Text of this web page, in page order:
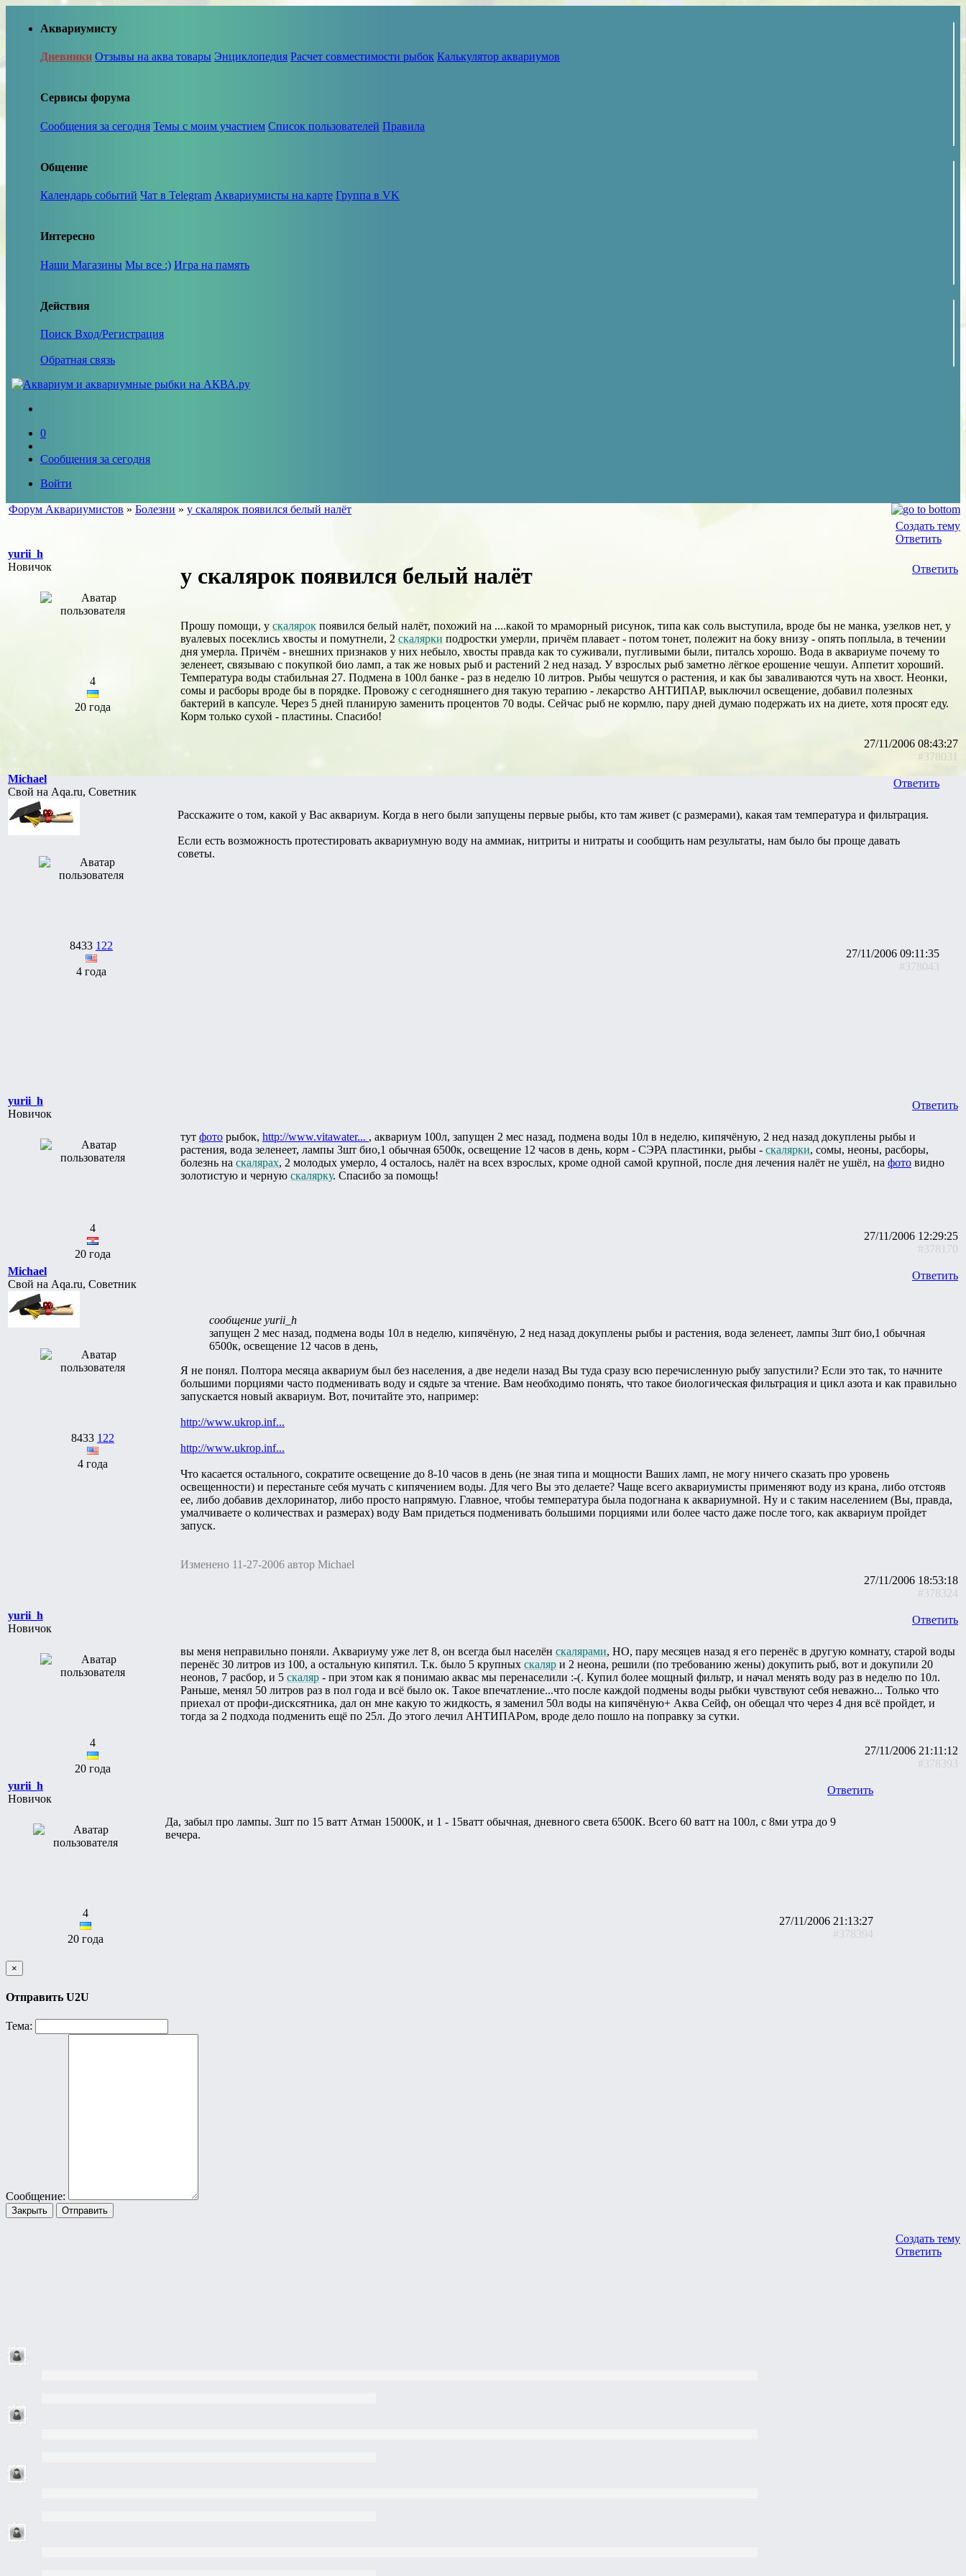
Аквариумисту
Дневники Отзывы на аква товары Энциклопедия Расчет совместимости рыбок Калькулятор аквариумов
Сервисы форума
Сообщения за сегодня Темы с моим участием Список пользователей Правила
Общение
Календарь событий Чат в Telegram Аквариумисты на карте Группа в VK
Интересно
Наши Магазины Мы все :) Игра на память
Действия
Поиск Вход/Регистрация
Обратная связь
0
Сообщения за сегодня
Войти
Форум Аквариумистов » Болезни » у скалярок появился белый налёт
Создать тему
Ответить
yurii_h
Новичок
4
20 года
Ответить
у скалярок появился белый налёт
Прошу помощи, у скалярок появился белый налёт, похожий на ....какой то мраморный рисунок, типа как соль выступила, вроде бы не манка, узелков нет, у
вуалевых посеклись хвосты и помутнели, 2 скалярки подростки умерли, причём плавает - потом тонет, полежит на боку внизу - опять поплыла, в течении
дня умерла. Причём - внешних признаков у них небыло, хвосты правда как то суживали, пугливыми были, питалсь хорошо. Вода в аквариуме почему то
зеленеет, связываю с покупкой био ламп, а так же новых рыб и растений 2 нед назад. У взрослых рыб заметно лёгкое ерошение чешуи. Аппетит хороший.
Температура воды стабильная 27. Подмена в 100л банке - раз в неделю 10 литров. Рыбы чешутся о растения, и как бы заваливаются чуть на хвост. Неонки,
сомы и расборы вроде бы в порядке. Провожу с сегодняшнего дня такую терапию - лекарство АНТИПАР, выключил освещение, добавил полезных
бактерий в капсуле. Через 5 дней планирую заменить процентов 70 воды. Сейчас рыб не кормлю, пару дней думаю подержать их на диете, хотя просят еду.
Корм только сухой - пластины. Спасибо!
27/11/2006 08:43:27
#378031
Michael
Свой на Aqa.ru, Советник
8433 122
4 года
Ответить
Расскажите о том, какой у Вас аквариум. Когда в него были запущены первые рыбы, кто там живет (с размерами), какая там температура и фильтрация.
Если есть возможность протестировать аквариумную воду на аммиак, нитриты и нитраты и сообщить нам результаты, нам было бы проще давать
советы.
27/11/2006 09:11:35
#378043
yurii_h
Новичок
4
20 года
Ответить
тут фото рыбок, http://www.vitawater... , аквариум 100л, запущен 2 мес назад, подмена воды 10л в неделю, кипячёную, 2 нед назад докуплены рыбы и
растения, вода зеленеет, лампы 3шт био,1 обычная 6500к, освещение 12 часов в день, корм - СЭРА пластинки, рыбы - скалярки, сомы, неоны, расборы,
болезнь на скалярах, 2 молодых умерло, 4 осталось, налёт на всех взрослых, кроме одной самой крупной, после дня лечения налёт не ушёл, на фото видно
золотистую и черную скалярку. Спасибо за помощь!
27/11/2006 12:29:25
#378170
Michael
Свой на Aqa.ru, Советник
8433 122
4 года
Ответить
сообщение yurii_h
запущен 2 мес назад, подмена воды 10л в неделю, кипячёную, 2 нед назад докуплены рыбы и растения, вода зеленеет, лампы 3шт био,1 обычная
6500к, освещение 12 часов в день,
Я не понял. Полтора месяца аквариум был без населения, а две недели назад Вы туда сразу всю перечисленную рыбу запустили? Если это так, то начните
большими порциями часто подменивать воду и сядьте за чтение. Вам необходимо понять, что такое биологическая фильтрация и цикл азота и как правильно
запускается новый аквариум. Вот, почитайте это, например:
http://www.ukrop.inf...
http://www.ukrop.inf...
Что касается остального, сократите освещение до 8-10 часов в день (не зная типа и мощности Ваших ламп, не могу ничего сказать про уровень
освещенности) и перестаньте себя мучать с кипячением воды. Для чего Вы это делаете? Чаще всего аквариумисты применяют воду из крана, либо отстояв
ее, либо добавив дехлоринатор, либо просто напрямую. Главное, чтобы температура была подогнана к аквариумной. Ну и с таким населением (Вы, правда,
умалчиваете о количествах и размерах) воду Вам придеться подменивать большими порциями или более часто даже после того, как аквариум пройдет
запуск.
Изменено 11-27-2006 автор Michael
27/11/2006 18:53:18
#378324
yurii_h
Новичок
4
20 года
Ответить
вы меня неправильно поняли. Аквариуму уже лет 8, он всегда был населён скалярами, НО, пару месяцев назад я его перенёс в другую комнату, старой воды
перенёс 30 литров из 100, а остальную кипятил. Т.к. было 5 крупных скаляр и 2 неона, решили (по требованию жены) докупить рыб, вот и докупили 20
неонов, 7 расбор, и 5 скаляр - при этом как я понимаю аквас мы перенаселили :-(. Купил более мощный фильтр, и начал менять воду раз в неделю по 10л.
Раньше, менял 50 литров раз в пол года и всё было ок. Такое впечатление...что после каждой подмены воды рыбки чувствуют себя неважно... Только что
приехал от профи-дисксятника, дал он мне какую то жидкость, я заменил 50л воды на кипячёную+ Аква Сейф, он обещал что через 4 дня всё пройдет, и
тогда за 2 подхода подменить ещё по 25л. До этого лечил АНТИПАРом, вроде дело пошло на поправку за сутки.
27/11/2006 21:11:12
#378393
yurii_h
Новичок
4
20 года
Ответить
Да, забыл про лампы. 3шт по 15 ватт Атман 15000К, и 1 - 15ватт обычная, дневного света 6500К. Всего 60 ватт на 100л, с 8ми утра до 9
вечера.
27/11/2006 21:13:27
#378394
×
Отправить U2U
Тема:
Сообщение:
Закрыть Отправить
Создать тему
Ответить